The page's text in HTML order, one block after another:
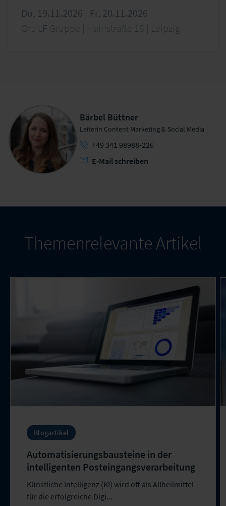
Do, 19.11.2026 - Fr, 20.11.2026
Ort: LF Gruppe | Hainstraße 16 | Leipzig
Bärbel Büttner
Leiterin Content Marketing & Social Media
+49 341 98988-226
E-Mail schreiben
Themenrelevante Artikel
Blogartikel
Automatisierungsbausteine in der
intelligenten Posteingangsverarbeitung
Künstliche Intelligenz (KI) wird oft als Allheilmittel
für die erfolgreiche Digi...